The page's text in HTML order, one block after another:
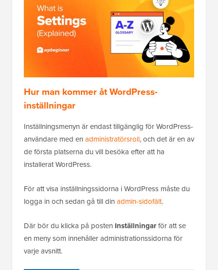
Hur man kommer åt WordPress-
inställningar
Inställningsmenyn är endast tillgänglig för WordPress-
användare med en administratörsroll, och det är en av
de första platserna du vill besöka efter att ha
installerat WordPress.
För att visa inställningssidorna i WordPress måste du
logga in och sedan gå till din admin-sidofält.
Där bör du klicka på posten Inställningarför att se
en meny som innehåller administrationssidorna för
varje avsnitt.